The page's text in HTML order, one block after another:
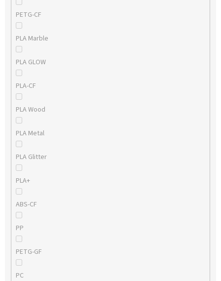
PETG-CF
PLA Marble
PLA GLOW
PLA-CF
PLA Wood
PLA Metal
PLA Glitter
PLA+
ABS-CF
PP
PETG-GF
PC